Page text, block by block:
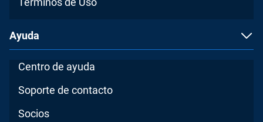
Ayuda
Centro de ayuda
Soporte de contacto
Socios